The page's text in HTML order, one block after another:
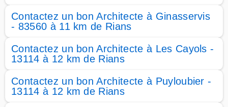
Contactez un bon Architecte à Ginasservis
- 83560 à 11 km de Rians
Contactez un bon Architecte à Les Cayols -
13114 à 12 km de Rians
Contactez un bon Architecte à Puyloubier -
13114 à 12 km de Rians